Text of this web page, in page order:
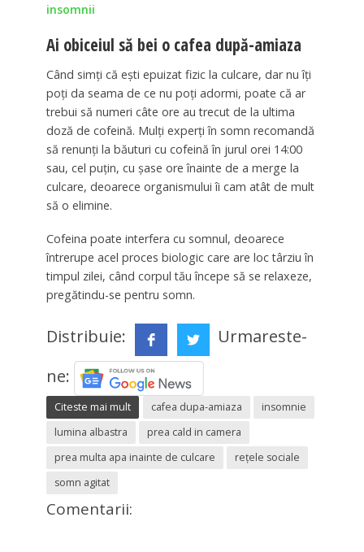
insomnii
Ai obiceiul să bei o cafea după-amiaza
Când simți că ești epuizat fizic la culcare, dar nu îți
poți da seama de ce nu poți adormi, poate că ar
trebui să numeri câte ore au trecut de la ultima
doză de cofeină. Mulți experți în somn recomandă
să renunți la băuturi cu cofeină în jurul orei 14:00
sau, cel puțin, cu șase ore înainte de a merge la
culcare, deoarece organismului îi cam atât de mult
să o elimine.
Cofeina poate interfera cu somnul, deoarece
întrerupe acel proces biologic care are loc târziu în
timpul zilei, când corpul tău începe să se relaxeze,
pregătindu-se pentru somn.
Distribuie:
Urmareste-
ne:
Citeste mai mult cafea dupa-amiaza
insomnie
lumina albastra
prea cald in camera
prea multa apa inainte de culcare
reţele sociale
somn agitat
Comentarii: